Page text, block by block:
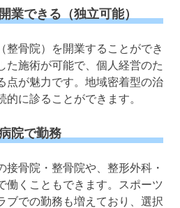
業できる（独立可能）
整骨院）を開業することができ
た施術が可能で、個人経営のた
点が魅力です。地域密着型の治
に診ることができます。
院で勤務
接骨院・整骨院や、整形外科・
働くこともできます。スポーツ
ブでの勤務も増えており、選択